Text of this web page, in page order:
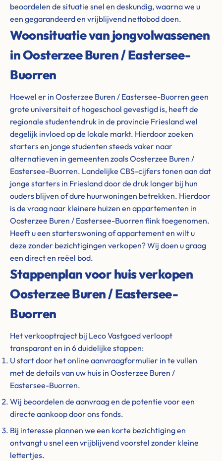
beoordelen de situatie snel en deskundig, waarna we u
een gegarandeerd en vrijblijvend nettobod doen.
Woonsituatie van jongvolwassenen
in Oosterzee Buren / Eastersee-
Buorren
Hoewel er in Oosterzee Buren / Eastersee-Buorren geen
grote universiteit of hogeschool gevestigd is, heeft de
regionale studentendruk in de provincie Friesland wel
degelijk invloed op de lokale markt. Hierdoor zoeken
starters en jonge studenten steeds vaker naar
alternatieven in gemeenten zoals Oosterzee Buren /
Eastersee-Buorren. Landelijke CBS-cijfers tonen aan dat
jonge starters in Friesland door de druk langer bij hun
ouders blijven of dure huurwoningen betrekken. Hierdoor
is de vraag naar kleinere huizen en appartementen in
Oosterzee Buren / Eastersee-Buorren flink toegenomen.
Heeft u een starterswoning of appartement en wilt u
deze zonder bezichtigingen verkopen? Wij doen u graag
een direct en reëel bod.
Stappenplan voor huis verkopen
Oosterzee Buren / Eastersee-
Buorren
Het verkooptraject bij Leco Vastgoed verloopt
transparant en in 6 duidelijke stappen:
U start door het online aanvraagformulier in te vullen
met de details van uw huis in Oosterzee Buren /
Eastersee-Buorren.
Wij beoordelen de aanvraag en de potentie voor een
directe aankoop door ons fonds.
Bij interesse plannen we een korte bezichtiging en
ontvangt u snel een vrijblijvend voorstel zonder kleine
lettertjes.